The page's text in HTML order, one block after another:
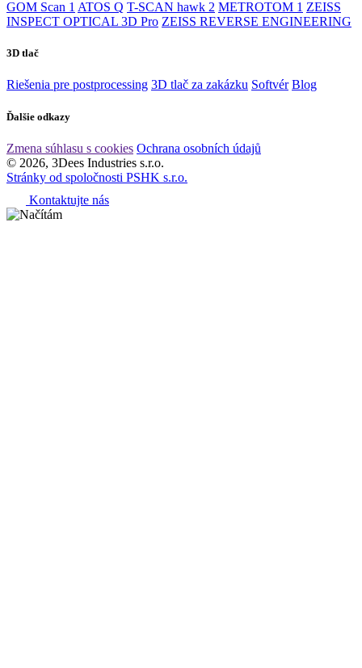
GOM Scan 1 ATOS Q T-SCAN hawk 2 METROTOM 1 ZEISS
INSPECT OPTICAL 3D Pro ZEISS REVERSE ENGINEERING
3D tlač
Riešenia pre postprocessing 3D tlač za zakázku Softvér Blog
Ďalšie odkazy
Zmena súhlasu s cookies Ochrana osobních údajů
© 2026, 3Dees Industries s.r.o.
Stránky od spoločnosti PSHK s.r.o.
Kontaktujte nás